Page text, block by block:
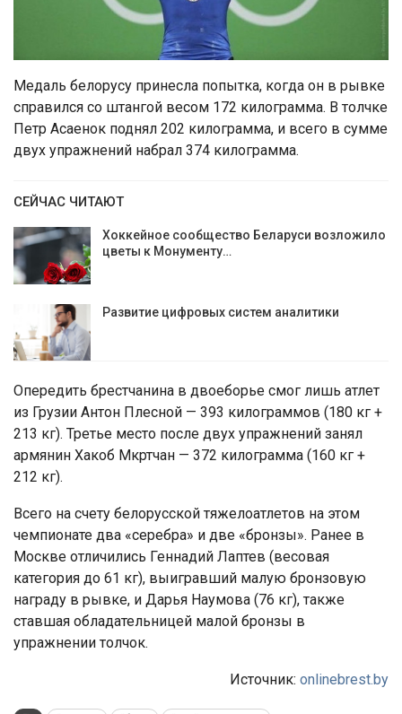
Медаль белорусу принесла попытка, когда он в рывке
справился со штангой весом 172 килограмма. В толчке
Петр Асаенок поднял 202 килограмма, и всего в сумме
двух упражнений набрал 374 килограмма.
СЕЙЧАС ЧИТАЮТ
Хоккейное сообщество Беларуси возложило
цветы к Монументу…
Развитие цифровых систем аналитики
Опередить брестчанина в двоеборье смог лишь атлет
из Грузии Антон Плесной — 393 килограммов (180 кг +
213 кг). Третье место после двух упражнений занял
армянин Хакоб Мкртчан — 372 килограмма (160 кг +
212 кг).
Всего на счету белорусской тяжелоатлетов на этом
чемпионате два «серебра» и две «бронзы». Ранее в
Москве отличились Геннадий Лаптев (весовая
категория до 61 кг), выигравший малую бронзовую
награду в рывке, и Дарья Наумова (76 кг), также
ставшая обладательницей малой бронзы в
упражнении толчок.
Источник: onlinebrest.by